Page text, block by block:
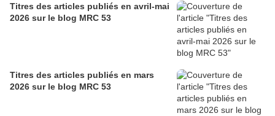
Titres des articles publiés en avril-mai
2026 sur le blog MRC 53
Titres des articles publiés en mars
2026 sur le blog MRC 53